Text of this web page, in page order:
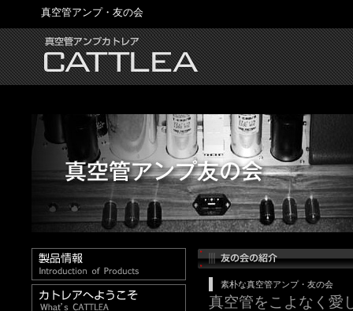
真空管アンプ・友の会
素朴な真空管アンプ・友の会
真空管をこよなく愛